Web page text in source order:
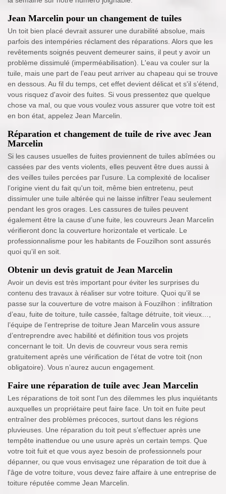
Jean Marcelin pour un changement de tuiles
Un toit bien placé devrait assurer une durabilité absolue, mais
parfois des intempéries réclament des réparations. Alors que les
revêtements soignés peuvent demeurer sains, il peut y avoir un
problème dissimulé (imperméabilisation). L'eau va couler sur la
tuile, mais une part de l’eau peut arriver au chapeau qui se trouve
en dessous. Au fil du temps, cet effet devient délicat et s'il s’étend,
vous risquez d'avoir des fuites. Si vous pressentez que quelque
chose va mal, ou que vous voulez vous assurer que votre toit est
en bon état, appelez Jean Marcelin.
Réparation et changement de tuile de rive avec Jean
Marcelin
Si les causes usuelles de fuites proviennent de tuiles abîmées ou
cassées par des vents violents, elles peuvent être dues aussi à
des veilles tuiles percées par l'usure. La complexité de localiser
l’origine vient du fait qu'un toit, même bien entretenu, peut
dissimuler une tuile altérée qui ne laisse infiltrer l'eau seulement
pendant les gros orages. Les cassures de tuiles peuvent
également être la cause d’une fuite, les couvreurs Jean Marcelin
vérifieront donc la couverture horizontale et verticale. Le
professionnalisme pour les habitants de Fouzilhon sont assurés
quoi qu’il en soit.
Obtenir un devis gratuit de Jean Marcelin
Avoir un devis est très important pour éviter les surprises du
contenu des travaux à réaliser sur votre toiture. Quoi qu’il se
passe sur la couverture de votre maison à Fouzilhon : infiltration
d’eau, fuite de toiture, tuile cassée, faîtage détruite, toit vieux…,
l’équipe de l’entreprise de toiture Jean Marcelin vous assure
d’entreprendre avec habilité et définition tous vos projets
concernant le toit. Un devis de couvreur vous sera remis
gratuitement après une vérification de l’état de votre toit (non
obligatoire). Vous n’aurez aucun engagement.
Faire une réparation de tuile avec Jean Marcelin
Les réparations de toit sont l'un des dilemmes les plus inquiétants
auxquelles un propriétaire peut faire face. Un toit en fuite peut
entraîner des problèmes précoces, surtout dans les régions
pluvieuses. Une réparation du toit peut s’effectuer après une
tempête inattendue ou une usure après un certain temps. Que
votre toit fuit et que vous ayez besoin de professionnels pour
dépanner, ou que vous envisagez une réparation de toit due à
l'âge de votre toiture, vous devez faire affaire à une entreprise de
toiture réputée comme Jean Marcelin.